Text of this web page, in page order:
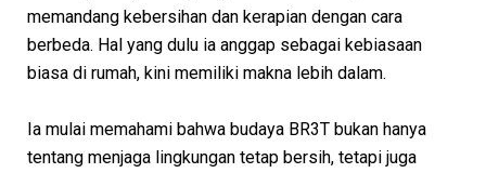
memandang kebersihan dan kerapian dengan cara
berbeda. Hal yang dulu ia anggap sebagai kebiasaan
biasa di rumah, kini memiliki makna lebih dalam.
Ia mulai memahami bahwa budaya BR3T bukan hanya
tentang menjaga lingkungan tetap bersih, tetapi juga